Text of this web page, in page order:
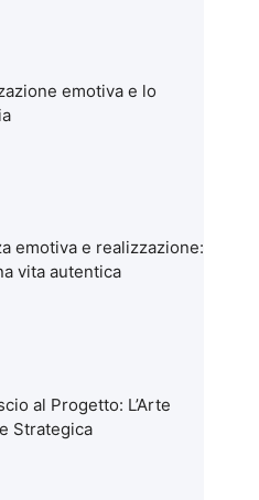
emotiva e lo
emotiva e realizzazione:
vita autentica
al Progetto: L’Arte
Strategica